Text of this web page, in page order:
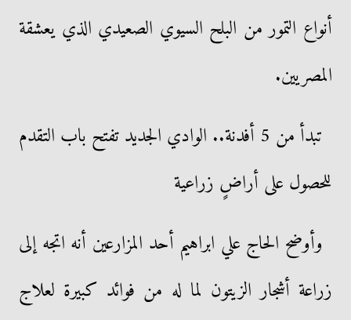
أنواع التمور من البلح السيوي الصعيدي الذي يعشقة
المصريين.
تبدأ من 5 أفدنة.. الوادي الجديد تفتح باب التقدم
للحصول على أراضٍ زراعية
وأوضح الحاج علي ابراهيم أحد المزارعين أنه اتجه إلى
زراعة أشجار الزيتون لما له من فوائد كبيرة لعلاج